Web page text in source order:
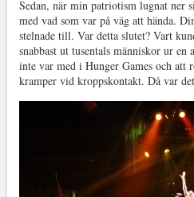
Sedan, när min patriotism lugnat
med vad som var på väg att hända.
stelnade till. Var detta slutet? Vart
snabbast ut tusentals människor ur en
inte var med i Hunger Games och att
kramper vid kroppskontakt. Då var